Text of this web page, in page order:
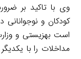
وی با تاکید بر
کودکان و
است بهزیستی و
مداخلات را با